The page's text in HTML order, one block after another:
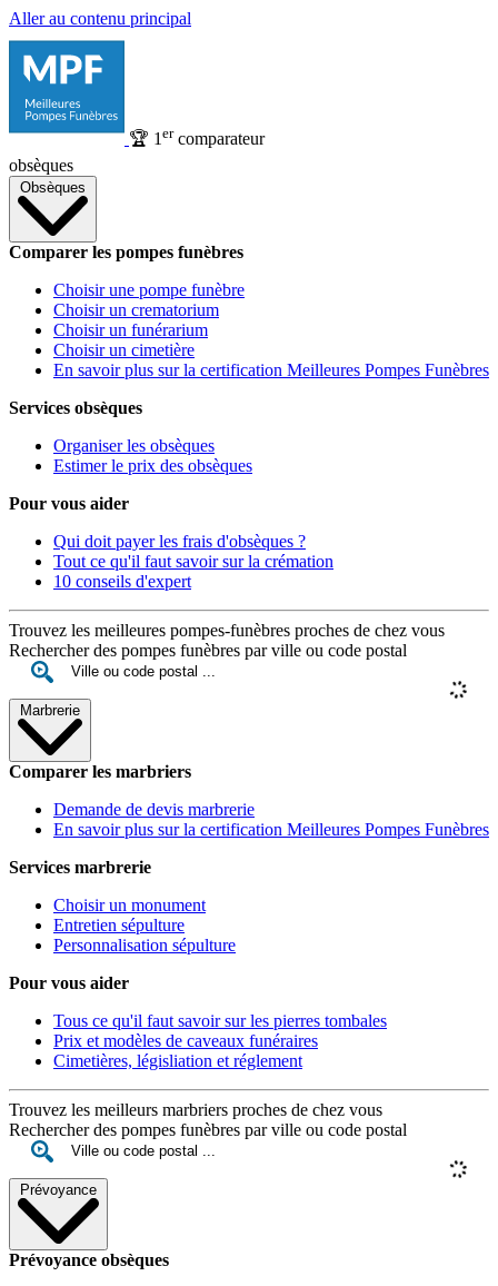
Aller au contenu principal
🏆 1 ercomparateur
obsèques
Obsèques
Comparer les pompes funèbres
Choisir une pompe funèbre
Choisir un crematorium
Choisir un funérarium
Choisir un cimetière
En savoir plus sur la certification Meilleures Pompes Funèbres
Services obsèques
Organiser les obsèques
Estimer le prix des obsèques
Pour vous aider
Qui doit payer les frais d'obsèques ?
Tout ce qu'il faut savoir sur la crémation
10 conseils d'expert
Trouvez les meilleures pompes-funèbres proches de chez vous
Rechercher des pompes funèbres par ville ou code postal
Marbrerie
Comparer les marbriers
Demande de devis marbrerie
En savoir plus sur la certification Meilleures Pompes Funèbres
Services marbrerie
Choisir un monument
Entretien sépulture
Personnalisation sépulture
Pour vous aider
Tous ce qu'il faut savoir sur les pierres tombales
Prix et modèles de caveaux funéraires
Cimetières, législiation et réglement
Trouvez les meilleurs marbriers proches de chez vous
Rechercher des pompes funèbres par ville ou code postal
Prévoyance
Prévoyance obsèques